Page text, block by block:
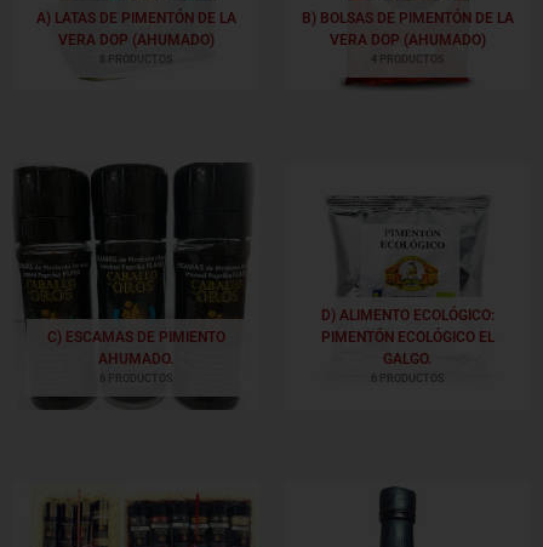
A) LATAS DE PIMENTÓN DE LA
VERA DOP (AHUMADO)
8 PRODUCTOS
B) BOLSAS DE PIMENTÓN DE LA
VERA DOP (AHUMADO)
4 PRODUCTOS
C) ESCAMAS DE PIMIENTO
AHUMADO.
6 PRODUCTOS
D) ALIMENTO ECOLÓGICO:
PIMENTÓN ECOLÓGICO EL
GALGO.
6 PRODUCTOS